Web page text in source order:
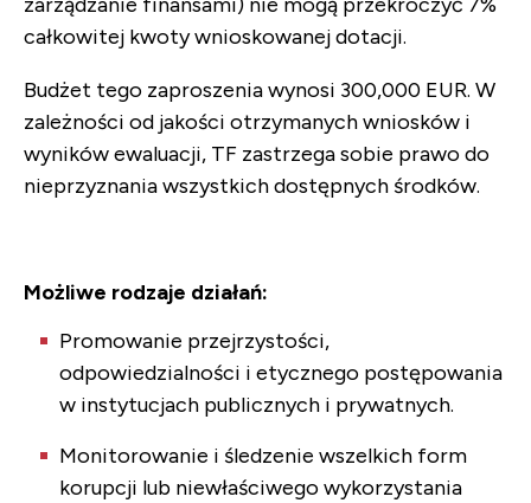
całkowitej kwoty wnioskowanej dotacji.
Budżet tego zaproszenia wynosi 300,000 EUR. W
zależności od jakości otrzymanych wniosków i
wyników ewaluacji, TF zastrzega sobie prawo do
nieprzyznania wszystkich dostępnych środków.
Możliwe rodzaje działań:
Promowanie przejrzystości,
odpowiedzialności i etycznego postępowania
w instytucjach publicznych i prywatnych.
Monitorowanie i śledzenie wszelkich form
korupcji lub niewłaściwego wykorzystania